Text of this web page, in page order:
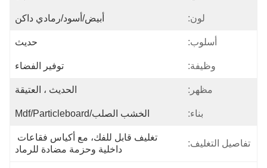
لون: أبيض/أسود/رمادي داكن
أسلوب: حديث
وظيفة: توفير الفضاء
مظهر: الحديث ، العتيقة
بناء: الخشب الصلب/mdf/particleboard
تفاصيل التغليف:
تغليف قابل للفك، مع أكياس فقاعات
داخلية وحزمة مضادة للرماد